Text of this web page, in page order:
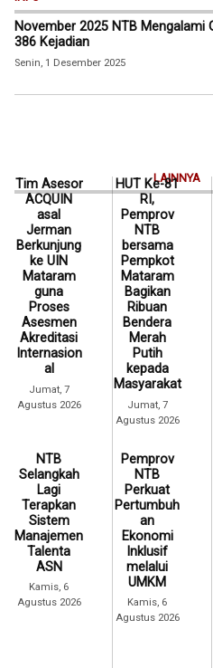
November 2025 NTB Mengalami
386 Kejadian
Senin, 1 Desember 2025
LAINNYA
Tim Asesor
ACQUIN
asal
Jerman
Berkunjung
ke UIN
Mataram
guna
Proses
Asesmen
Akreditasi
Internasion
al
Jumat, 7
Agustus 2026
HUT Ke-81
RI,
Pemprov
NTB
bersama
Pempkot
Mataram
Bagikan
Ribuan
Bendera
Merah
Putih
kepada
Masyarakat
Jumat, 7
Agustus 2026
NTB
Selangkah
Lagi
Terapkan
Sistem
Manajemen
Talenta
ASN
Kamis, 6
Agustus 2026
Pemprov
NTB
Perkuat
Pertumbuh
an
Ekonomi
Inklusif
melalui
UMKM
Kamis, 6
Agustus 2026